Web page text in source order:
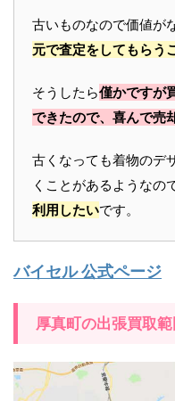
古いものなので価値が
元で査定をしてもらう
そうしたら僅かですが
できたので、喜んで売
古くなっても着物のデ
くことがあるようなので
利用したいです。
バイセル 公式ページ
厚真町の出張買取範